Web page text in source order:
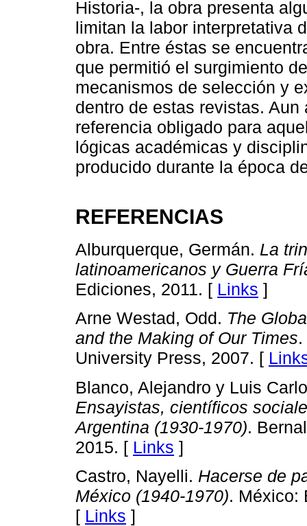
Historia-, la obra presenta
limitan la labor interpretativa
obra. Entre éstas se
que permitió el surgimiento
mecanismos de selección y
dentro de estas revistas.
referencia obligado para
lógicas académicas y
producido durante la época
REFERENCIAS
Alburquerque, Germán. La
latinoamericanos y Guerra
Ediciones, 2011. [ Links ]
Arne Westad, Odd. The
and the Making of Our Times
University Press, 2007. [
Blanco, Alejandro y Luis
Ensayistas, científicos
Argentina (1930-1970).
2015. [ Links ]
Castro, Nayelli. Hacerse de
México (1940-1970). México:
[ Links ]